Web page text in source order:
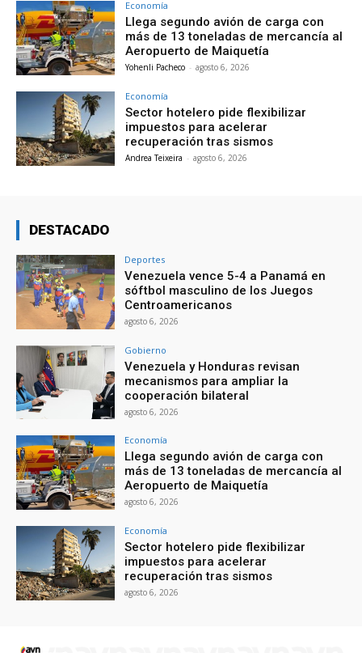
Economía
Llega segundo avión de carga con
más de 13 toneladas de mercancía al
Aeropuerto de Maiquetía
Yohenli Pacheco - agosto 6, 2026
Economía
Sector hotelero pide flexibilizar
impuestos para acelerar
recuperación tras sismos
Andrea Teixeira - agosto 6, 2026
DESTACADO
Deportes
Venezuela vence 5-4 a Panamá en
sóftbol masculino de los Juegos
Centroamericanos
agosto 6, 2026
Gobierno
Venezuela y Honduras revisan
mecanismos para ampliar la
cooperación bilateral
agosto 6, 2026
Economía
Llega segundo avión de carga con
más de 13 toneladas de mercancía al
Aeropuerto de Maiquetía
agosto 6, 2026
Economía
Sector hotelero pide flexibilizar
impuestos para acelerar
recuperación tras sismos
agosto 6, 2026